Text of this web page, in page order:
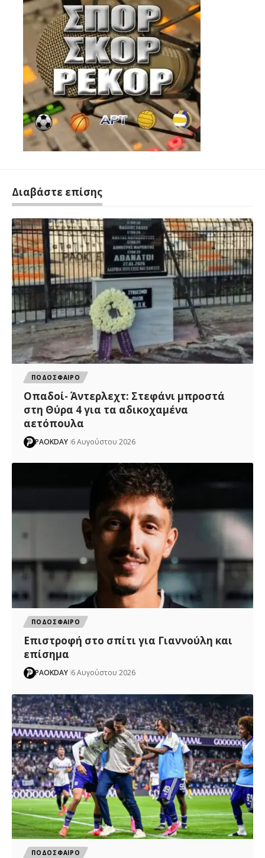
Διαβάστε επίσης
ΠΟΔΟΣΦΑΙΡΟ
Οπαδοί- Άντερλεχτ: Στεφάνι μπροστά
στη Θύρα 4 για τα αδικοχαμένα
αετόπουλα
PAOKDAY 6 Αυγούστου 2026
ΠΟΔΟΣΦΑΙΡΟ
Επιστροφή στο σπίτι για Γιαννούλη και
επίσημα
PAOKDAY 6 Αυγούστου 2026
ΠΟΔΟΣΦΑΙΡΟ